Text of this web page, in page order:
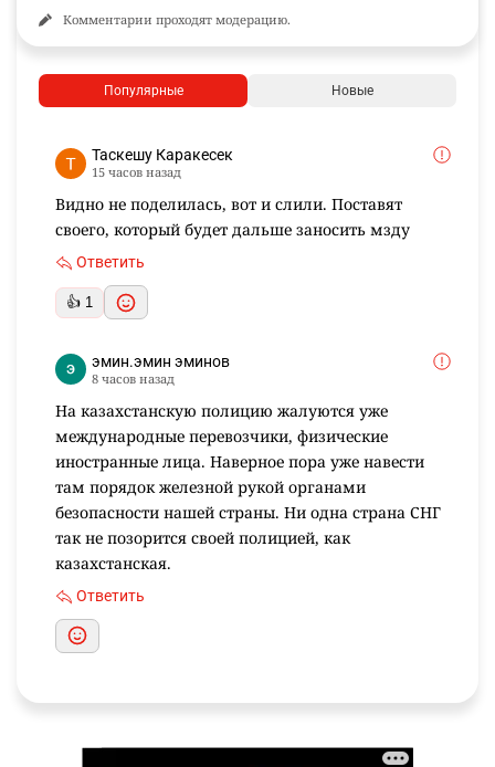
Комментарии проходят модерацию.
Популярные Новые
Таскешу Каракесек
15 часов назад
Видно не поделилась, вот и слили. Поставят
своего, который будет дальше заносить мзду
Ответить
👍 1
эмин.эмин эминов
8 часов назад
На казахстанскую полицию жалуются уже
международные перевозчики, физические
иностранные лица. Наверное пора уже навести
там порядок железной рукой органами
безопасности нашей страны. Ни одна страна СНГ
так не позорится своей полицией, как
казахстанская.
Ответить